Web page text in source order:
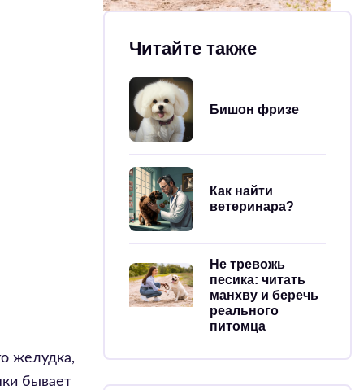
желудка,
бывает
Читайте также
Бишон фризе
Как найти
ветеринара?
Не тревожь
песика: читать
манхву и беречь
реального
питомца